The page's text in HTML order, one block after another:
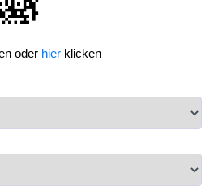
oder hier klicken